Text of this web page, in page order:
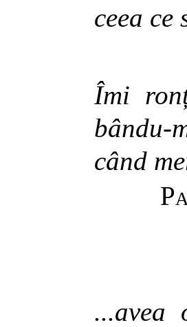
ceea ce
Îmi
bându-
când
...avea